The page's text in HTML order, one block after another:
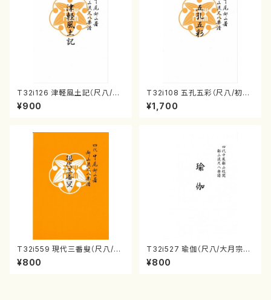
T32i126 津軽風土記（尺八/野
村峰山/尺八/都山式譜）都山流
公刊楽譜曲番:575
¥900
T32i108 五孔五彩（尺八/初代
石垣征山/尺八/都山式譜）都山
流公刊楽譜曲番:557
¥1,700
T32i559 現代三番叟（尺八/杵
屋正邦/楽譜）都山流公刊楽譜曲
番:2269
¥800
T32i527 瑜伽（尺八/大月宗明/
楽譜）都山流公刊楽譜曲番:223
6
¥800